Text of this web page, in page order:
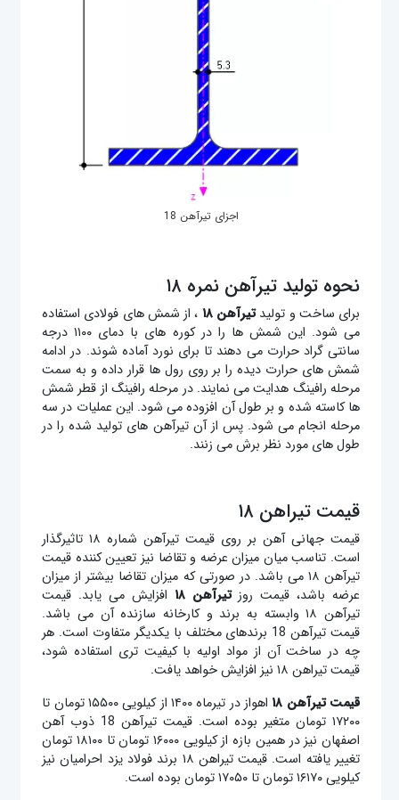
اجزای تیرآهن 18
نحوه تولید تیرآهن نمره ۱۸
برای ساخت و تولیدتیرآهن ۱۸
، از شمش های فولادی استفاده
می شود. این شمش ها را در کوره های با دمای ۱۱۰۰ درجه
سانتی گراد حرارت می دهند تا برای نورد آماده شوند. در ادامه
شمش های حرارت دیده را بر روی رول ها قرار داده و به سمت
مرحله رافینگ هدایت می نمایند. در مرحله رافینگ از قطر شمش
ها کاسته شده و بر طول آن افزوده می شود. این عملیات در سه
مرحله انجام می شود. پس از آن تیرآهن های تولید شده را در
طول های مورد نظر برش می زنند.
قیمت تیراهن ۱۸
قیمت جهانی آهن بر روی قیمت تیرآهن شماره ۱۸ تاثیرگذار
است. تناسب میان میزان عرضه و تقاضا نیز تعیین کننده قیمت
تیرآهن ۱۸ می باشد. در صورتی که میزان تقاضا بیشتر از میزان
عرضه باشد، قیمت روزتیرآهن ۱۸
افزایش می یابد. قیمت
تیرآهن ۱۸ وابسته به برند و کارخانه سازنده آن می باشد.
قیمت تیرآهن 18 برندهای مختلف با یکدیگر متفاوت است. هر
چه در ساخت آن از مواد اولیه با کیفیت تری استفاده شود،
قیمت تیراهن ۱۸ نیز افزایش خواهد یافت.
قیمت تیرآهن ۱۸
اهواز در تیرماه ۱۴۰۰ از کیلویی ۱۵۵۰۰ تومان تا
۱۷۲۰۰ تومان متغیر بوده است. قیمت تیرآهن 18
ذوب آهن
اصفهان نیز در همین بازه از کیلویی ۱۶۰۰۰ تومان تا ۱۸۱۰۰ تومان
تغییر یافته است. قیمت تیراهن ۱۸ برند فولاد یزد احرامیان نیز
کیلویی ۱۶۱۷۰ تومان تا ۱۷۰۵۰ تومان بوده است.